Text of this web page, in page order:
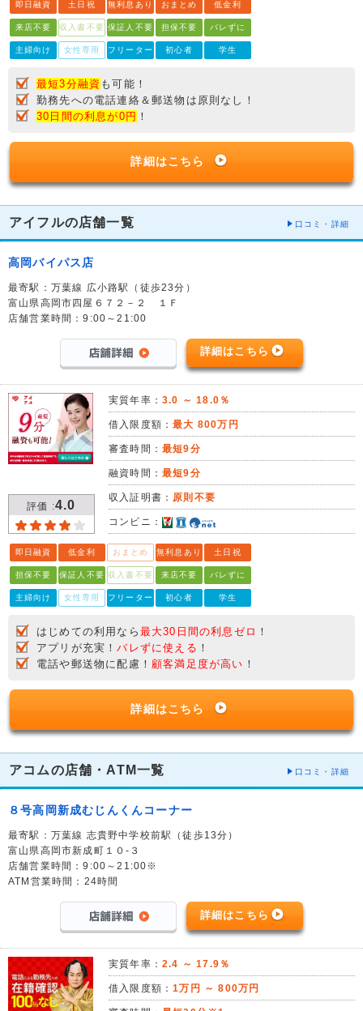
即日融資 土日祝 無利息あり おまとめ 低金利
来店不要 収入書不要 保証人不要 担保不要 バレずに
主婦向け 女性専用 フリーター 初心者 学生
最短3分融資 も可能！
勤務先への電話連絡＆郵送物は原則なし！
30日間の利息が0円 ！
詳細はこちら
アイフルの店舗一覧 口コミ・詳細
高岡バイパス店
最寄駅：万葉線 広小路駅（徒歩23分）
富山県高岡市四屋６７２－２ １Ｆ
店舗営業時間：9:00～21:00
詳細はこちら
評価 :4.0
実質年率： 3.0 ～ 18.0％
借入限度額：最大 800万円
審査時間： 最短9分
融資時間： 最短9分
収入証明書： 原則不要
コンビニ：
即日融資 低金利 おまとめ 無利息あり 土日祝
担保不要 保証人不要 収入書不要 来店不要 バレずに
主婦向け 女性専用 フリーター 初心者 学生
はじめての利用なら 最大30日間の利息ゼロ ！
アプリが充実！バレずに使える ！
電話や郵送物に配慮！ 顧客満足度が高い ！
詳細はこちら
アコムの店舗・ATM一覧 口コミ・詳細
８号高岡新成むじんくんコーナー
最寄駅：万葉線 志貴野中学校前駅（徒歩13分）
富山県高岡市新成町１０-３
店舗営業時間：9:00～21:00※
ATM営業時間：24時間
詳細はこちら
実質年率： 2.4 ～ 17.9％
借入限度額：1万円 ～ 800万円